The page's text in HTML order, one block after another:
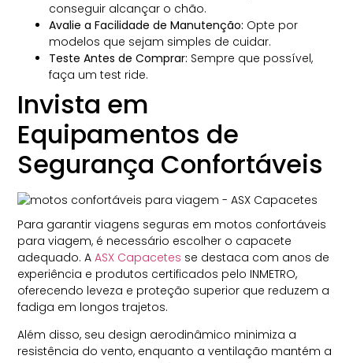
conseguir alcançar o chão.
Avalie a Facilidade de Manutenção: Opte por
modelos que sejam simples de cuidar.
Teste Antes de Comprar: Sempre que possível,
faça um test ride.
Invista em
Equipamentos de
Segurança Confortáveis
Para garantir viagens seguras em motos confortáveis
para viagem, é necessário escolher o capacete
adequado. AASX Capacetes se destaca com anos de
experiência e produtos certificados pelo INMETRO,
oferecendo leveza e proteção superior que reduzem a
fadiga em longos trajetos.
Além disso, seu design aerodinâmico minimiza a
resistência do vento, enquanto a ventilação mantém a